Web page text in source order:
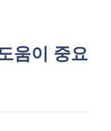
움이 중요